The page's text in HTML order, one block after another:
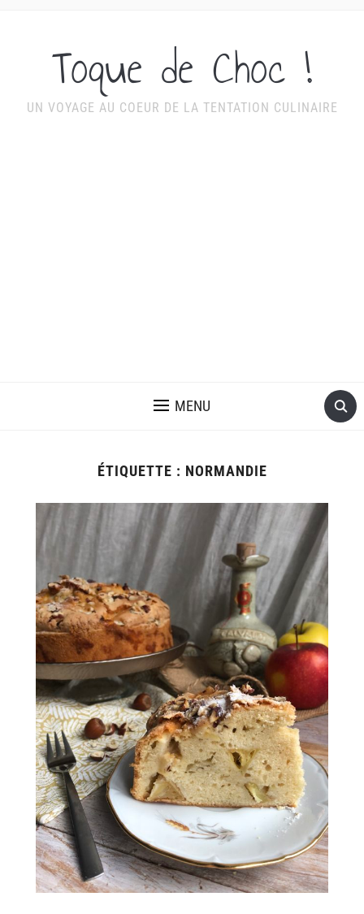
Toque de Choc !
UN VOYAGE AU COEUR DE LA TENTATION CULINAIRE
MENU
ÉTIQUETTE : NORMANDIE